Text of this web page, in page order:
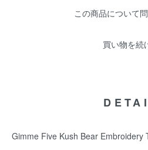
この商品について
買い物を続
Gimme Five Kush Bear Embroidery